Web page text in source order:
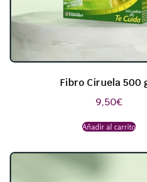
Fibro Ciruela 500
9,50€
Añadir al carrito